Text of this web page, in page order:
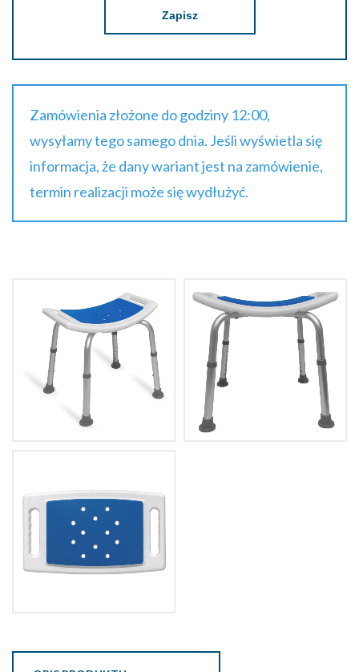
Zapisz
Zamówienia złożone do godziny 12:00,
wysyłamy tego samego dnia. Jeśli wyświetla się
informacja, że dany wariant jest na zamówienie,
termin realizacji może się wydłużyć.